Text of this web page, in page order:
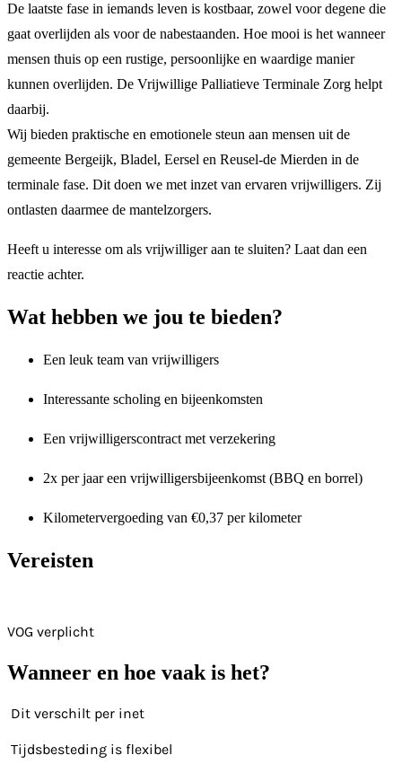
De laatste fase in iemands leven is kostbaar, zowel voor degene die
gaat overlijden als voor de nabestaanden. Hoe mooi is het wanneer
mensen thuis op een rustige, persoonlijke en waardige manier
kunnen overlijden. De Vrijwillige Palliatieve Terminale Zorg helpt
daarbij.
Wij bieden praktische en emotionele steun aan mensen uit de
gemeente Bergeijk, Bladel, Eersel en Reusel-de Mierden in de
terminale fase. Dit doen we met inzet van ervaren vrijwilligers. Zij
ontlasten daarmee de mantelzorgers.
Heeft u interesse om als vrijwilliger aan te sluiten? Laat dan een
reactie achter.
Wat hebben we jou te bieden?
Een leuk team van vrijwilligers
Interessante scholing en bijeenkomsten
Een vrijwilligerscontract met verzekering
2x per jaar een vrijwilligersbijeenkomst (BBQ en borrel)
Kilometervergoeding van €0,37 per kilometer
Vereisten
VOG verplicht
Wanneer en hoe vaak is het?
Dit verschilt per inet
Tijdsbesteding is flexibel